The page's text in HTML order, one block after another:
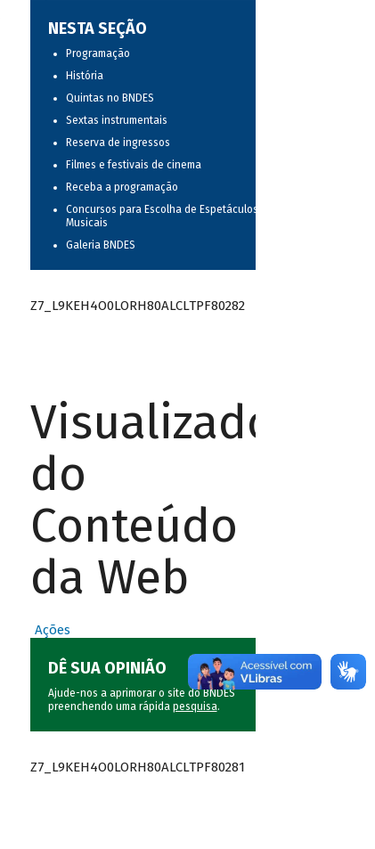
NESTA SEÇÃO
Programação
História
Quintas no BNDES
Sextas instrumentais
Reserva de ingressos
Filmes e festivais de cinema
Receba a programação
Concursos para Escolha de Espetáculos
Musicais
Galeria BNDES
Z7_L9KEH4O0LORH80ALCLTPF80282
Visualizador
do
Conteúdo
da Web
Ações
DÊ SUA OPINIÃO
Ajude-nos a aprimorar o site do BNDES
preenchendo uma rápida pesquisa.
Z7_L9KEH4O0LORH80ALCLTPF80281